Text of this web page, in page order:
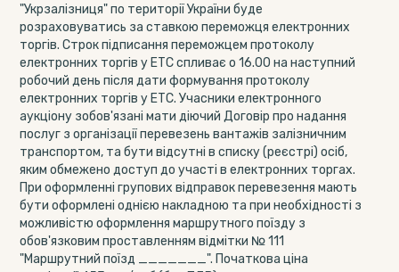
"Укрзалізниця" по території України буде
розраховуватись за ставкою переможця електронних
торгів. Строк підписання переможцем протоколу
електронних торгів у ЕТС спливає о 16.00 на наступний
робочий день після дати формування протоколу
електронних торгів у ЕТС. Учасники електронного
аукціону зобов'язані мати діючий Договір про надання
послуг з організації перевезень вантажів залізничним
транспортом, та бути відсутні в списку (реєстрі) осіб,
яким обмежено доступ до участі в електронних торгах.
При оформленні групових відправок перевезення мають
бути оформлені однією накладною та при необхідності з
можливістю оформлення маршрутного поїзду з
обов'язковим проставленням відмітки № 111
"Маршрутний поїзд _______". Початкова ціна